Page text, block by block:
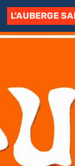
L'AUBERGE